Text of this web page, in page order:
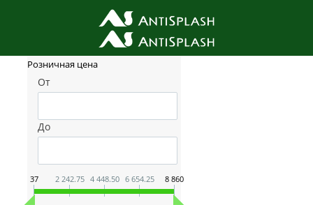
Фильтр товаров
Розничная цена
От
До
37 2 242.75 4 448.50 6 654.25 8 860